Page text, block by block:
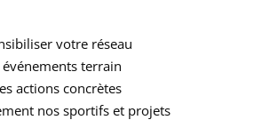
votre réseau
événements terrain
actions concrètes
nos sportifs et projets